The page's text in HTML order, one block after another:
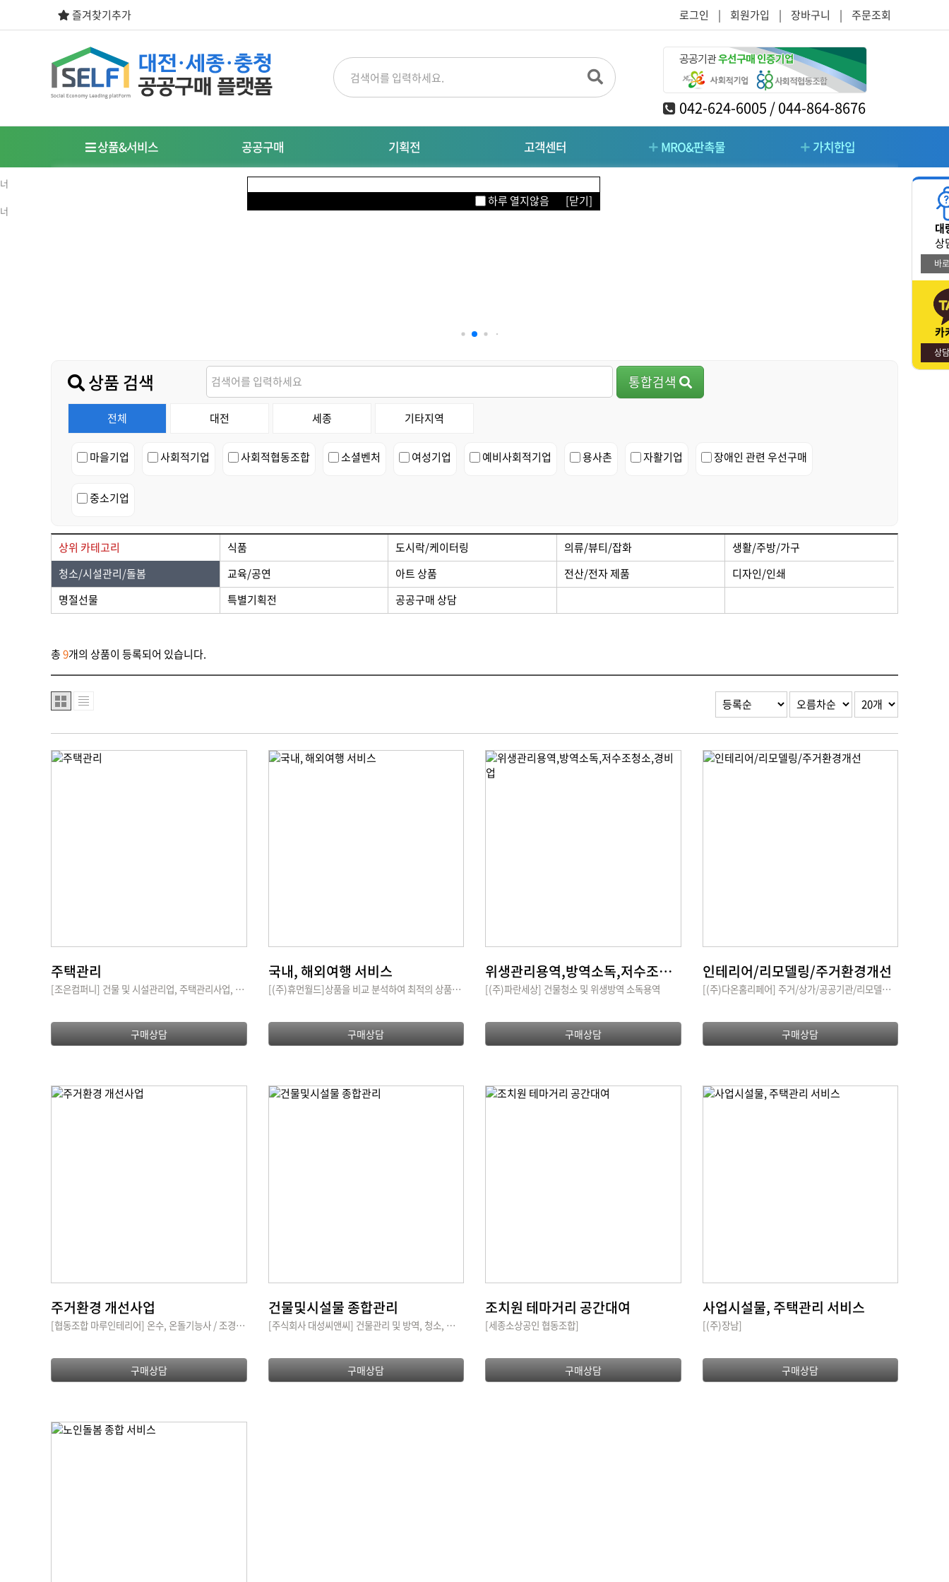
즐겨찾기추가 로그인 | 회원가입 | 장바구니 | 주문조회
042-624-6005 / 044-864-8676
상품&서비스 공공구매
우선구매제도
사회적경제기업이란?
기획전
명절선물
특별기획전
고객센터
공지사항
대량주문문의
MRO&판촉물 가치한입
가치플러스
상품 검색 통합검색
전체 대전 세종 기타지역
마을기업 사회적기업 사회적협동조합 소셜벤처 여성기업 예비사회적기업 용사촌 자활기업 장애인 관련 우선구매
중소기업
상위 카테고리 식품 도시락/케이터링 의류/뷰티/잡화
생활/주방/가구
청소/시설관리/돌봄
교육/공연 아트 상품 전산/전자 제품
디자인/인쇄
명절선물
특별기획전 공공구매 상담
총9개의 상품이 등록되어 있습니다.
주택관리
[조은컴퍼니] 건물 및 시설관리업, 주택관리사업, 공실관리사업
구매상담
국내, 해외여행 서비스
[(주)휴먼월드]상품을 비교 분석하여 최적의 상품을 제안하고 즐거운 여행 계획을 세워드립니다.
구매상담
위생관리용역,방역소독,저수조청소,경비업
[(주)파란세상] 건물청소 및 위생방역 소독용역
구매상담
인테리어/리모델링/주거환경개선
[(주)다온홈리페어] 주거/상가/공공기관/리모델링 전문기업
구매상담
주거환경 개선사업
[협동조합 마루인테리어] 온수, 온돌기능사 / 조경기능사 / 도장기능사 / 건설재료기능사2급 / 방수기능사 / 건설기술경력증(초급) 3명을 보유하고 있습니다.
구매상담
건물및시설물 종합관리
[주식회사 대성씨앤씨] 건물관리 및 방역, 청소, 환경 교육을 진행하고 있습니다.
구매상담
조치원 테마거리 공간대여
[세종소상공인 협동조합]
구매상담
사업시설물, 주택관리 서비스
[(주)장남]
구매상담
대
상
바
카
상
하루 열지않음 [닫기]